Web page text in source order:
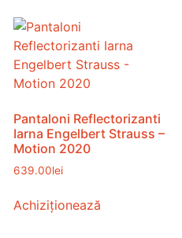
Pantaloni Reflectorizanti
Iarna Engelbert Strauss –
Motion 2020
639.00lei
Achiziționează